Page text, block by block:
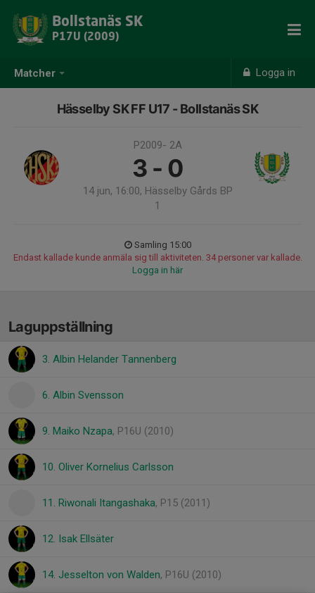
Matcher Logga in
Bollstanäs SK
P17U (2009)
Hässelby SK FF U17 - Bollstanäs SK
P2009- 2A
3 - 0
14 jun, 16:00, Hässelby Gårds BP
1
Samling 15:00
Endast kallade kunde anmäla sig till aktiviteten. 34 personer var kallade.
Logga in här
Laguppställning
3. Albin Helander Tannenberg
6. Albin Svensson
9. Maiko Nzapa, P16U (2010)
10. Oliver Kornelius Carlsson
11. Riwonali Itangashaka, P15 (2011)
12. Isak Ellsäter
14. Jesselton von Walden, P16U (2010)